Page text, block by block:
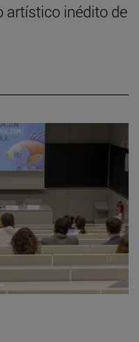
artístico inédito de